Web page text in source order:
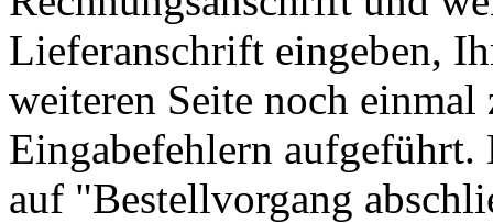
Lieferanschrift eingeben,
weiteren Seite noch
Eingabefehlern
auf "Bestellvorgang